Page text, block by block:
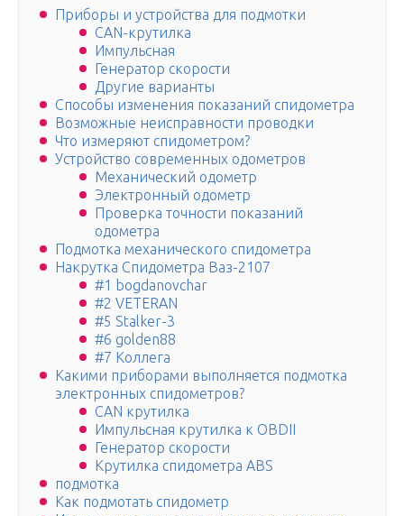
Приборы и устройства для подмотки
CAN-крутилка
Импульсная
Генератор скорости
Другие варианты
Способы изменения показаний спидометра
Возможные неисправности проводки
Что измеряют спидометром?
Устройство современных одометров
Механический одометр
Электронный одометр
Проверка точности показаний
одометра
Подмотка механического спидометра
Накрутка Спидометра Ваз-2107
#1 bogdanovchar
#2 VETERAN
#5 Stalker-3
#6 golden88
#7 Коллега
Какими приборами выполняется подмотка
электронных спидометров?
CAN крутилка
Импульсная крутилка к OBDII
Генератор скорости
Крутилка спидометра ABS
подмотка
Как подмотать спидометр